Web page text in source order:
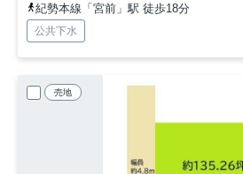
紀勢本線「宮前」駅 徒歩18分
公共下水
売地